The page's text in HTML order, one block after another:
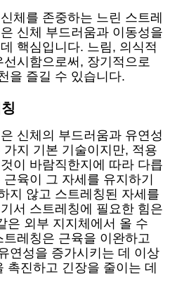
체를 존중하는 느린 스트레
신체 부드러움과 이동성을
핵심입니다. 느림, 의식적
시함으로써, 장기적으로
을 즐길 수 있습니다.
신체의 부드러움과 유연성
지 기본 기술이지만, 적용
이 바람직한지에 따라 다릅
근육이 그 자세를 유지하기
지 않고 스트레칭된 자세를
서 스트레칭에 필요한 힘은
은 외부 지지체에서 올 수
레칭은 근육을 이완하고
연성을 증가시키는 데 이상
촉진하고 긴장을 줄이는 데